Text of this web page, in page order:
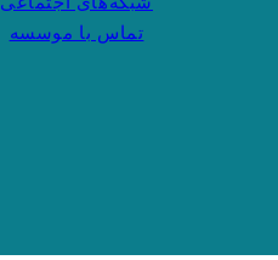
تماس با موسسه